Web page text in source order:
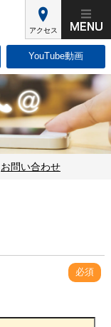
アクセス
YouTube動画
お問い合わせ
必須